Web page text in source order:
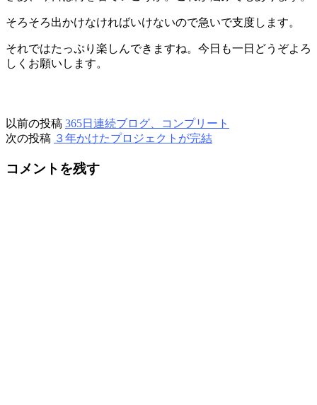
そろそろ出かけなければいけないので急いで支度します。
それではたっぷり楽しんできますね。今日も一日どうぞよろ
しくお願いします。
以前の投稿 365日連続ブログ、コンプリート
次の投稿 ３年かけたプロジェクトが完結
コメントを残す